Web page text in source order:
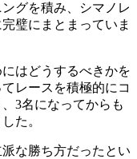
グを積み、シマノレ
璧にまとまっていま
はどうするべきかを
レースを積極的にコ
3名になってからも
た。
な勝ち方だったとい